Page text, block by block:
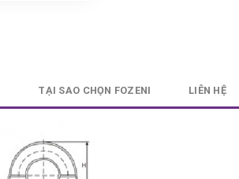
TẠI SAO CHỌN FOZENI LIÊN HỆ